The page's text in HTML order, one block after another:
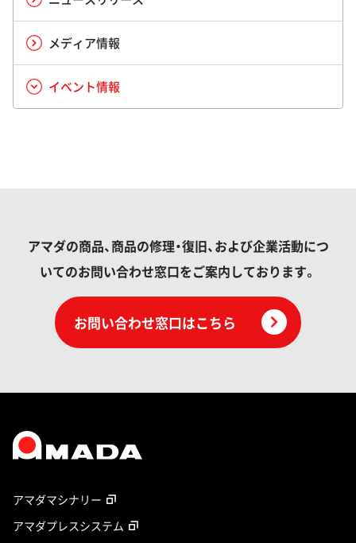
メディア情報
イベント情報
アマダの商品、商品の修理・復旧、および企業活動につ
いてのお問い合わせ窓口をご案内しております。
お問い合わせ窓口はこちら
アマダマシナリー
アマダプレスシステム